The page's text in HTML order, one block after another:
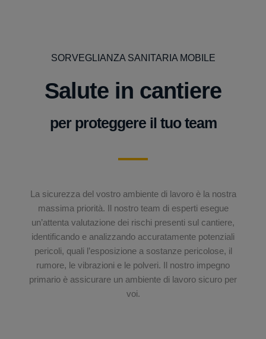
SORVEGLIANZA SANITARIA MOBILE
Salute in cantiere
per proteggere il tuo team
La sicurezza del vostro ambiente di lavoro è la nostra
massima priorità. Il nostro team di esperti esegue
un’attenta valutazione dei rischi presenti sul cantiere,
identificando e analizzando accuratamente potenziali
pericoli, quali l’esposizione a sostanze pericolose, il
rumore, le vibrazioni e le polveri. Il nostro impegno
primario è assicurare un ambiente di lavoro sicuro per
voi.